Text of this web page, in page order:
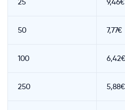
25 9,46€
50 7,77€
100 6,42€
250 5,88€